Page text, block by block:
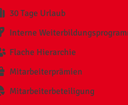
30 Tage Urlaub
Interne
Flache Hierarchie
Mitarbeiterprämien
Mitarbeiterbeteiligung